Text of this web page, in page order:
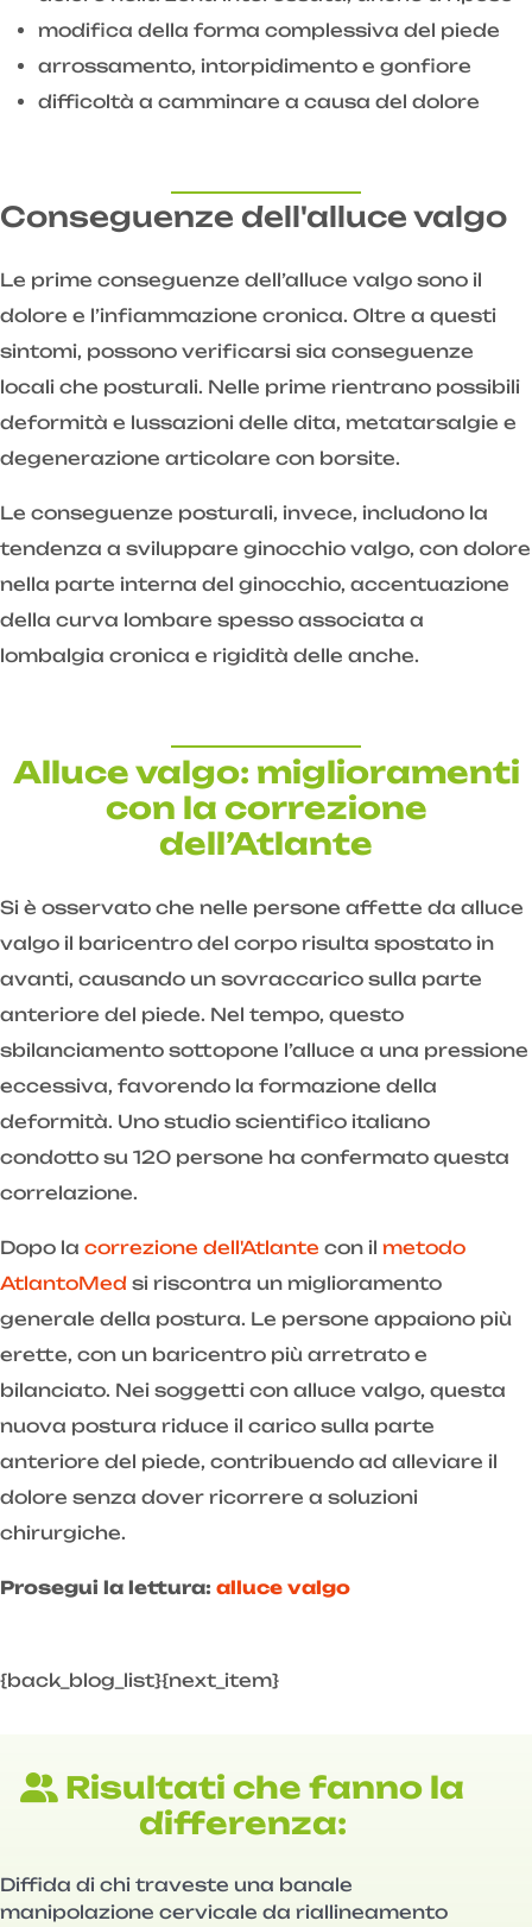
modifica della forma complessiva del piede
arrossamento, intorpidimento e gonfiore
difficoltà a camminare a causa del dolore
Conseguenze dell'alluce valgo
Le prime conseguenze dell’alluce valgo sono il
dolore e l’infiammazione cronica. Oltre a questi
sintomi, possono verificarsi sia conseguenze
locali che posturali. Nelle prime rientrano possibili
deformità e lussazioni delle dita, metatarsalgie e
degenerazione articolare con borsite.
Le conseguenze posturali, invece, includono la
tendenza a sviluppare ginocchio valgo, con dolore
nella parte interna del ginocchio, accentuazione
della curva lombare spesso associata a
lombalgia cronica e rigidità delle anche.
Alluce valgo: miglioramenti
con la correzione
dell’Atlante
Si è osservato che nelle persone affette da alluce
valgo il baricentro del corpo risulta spostato in
avanti, causando un sovraccarico sulla parte
anteriore del piede. Nel tempo, questo
sbilanciamento sottopone l’alluce a una pressione
eccessiva, favorendo la formazione della
deformità. Uno studio scientifico italiano
condotto su 120 persone ha confermato questa
correlazione.
Dopo la correzione dell'Atlante con il metodo
AtlantoMed si riscontra un miglioramento
generale della postura. Le persone appaiono più
erette, con un baricentro più arretrato e
bilanciato. Nei soggetti con alluce valgo, questa
nuova postura riduce il carico sulla parte
anteriore del piede, contribuendo ad alleviare il
dolore senza dover ricorrere a soluzioni
chirurgiche.
Prosegui la lettura: alluce valgo
{back_blog_list}{next_item}
Risultati che fanno la
differenza:
Diffida di chi traveste una banale
manipolazione cervicale da riallineamento